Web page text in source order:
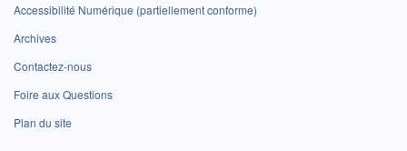
Accessibilité Numérique (partiellement conforme)
Archives
Contactez-nous
Foire aux Questions
Plan du site